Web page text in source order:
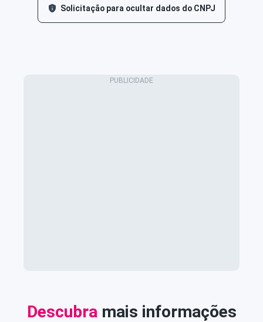
Solicitação para ocultar dados do CNPJ
Descubra mais informações